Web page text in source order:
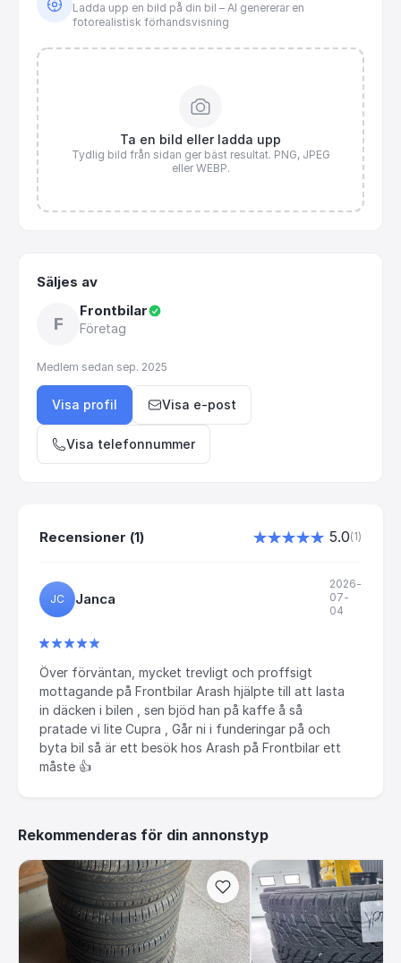
Ladda upp en bild på din bil – AI genererar en
fotorealistisk förhandsvisning
Ta en bild eller ladda upp
Tydlig bild från sidan ger bäst resultat. PNG, JPEG
eller WEBP.
Säljes av
F
Frontbilar
Företag
Medlem sedan sep. 2025
Visa profil Visa e-post
Visa telefonnummer
Recensioner (1) 5.0(1)
JC Janca
Över förväntan, mycket trevligt och proffsigt
mottagande på Frontbilar Arash hjälpte till att lasta
in däcken i bilen , sen bjöd han på kaffe å så
pratade vi lite Cupra , Går ni i funderingar på och
byta bil så är ett besök hos Arash på Frontbilar ett
måste 👍
2026-
07-
04
Rekommenderas för din annonstyp